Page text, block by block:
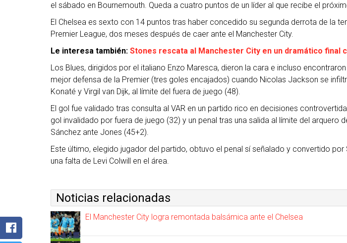
el sábado en Bournemouth. Queda a cuatro puntos de un líder al que recibe el
El Chelsea es sexto con 14 puntos tras haber concedido su segunda derrota de la
Premier League, dos meses después de caer ante el Manchester City.
Le interesa también: Stones rescata al Manchester City en un dramático final
Los Blues, dirigidos por el italiano Enzo Maresca, dieron la cara e incluso
mejor defensa de la Premier (tres goles encajados) cuando Nicolas Jackson se
Konaté y Virgil van Dijk, al límite del fuera de juego (48).
El gol fue validado tras consulta al VAR en un partido rico en decisiones
gol invalidado por fuera de juego (32) y un penal tras una salida al límite del arquero
Sánchez ante Jones (45+2).
Este último, elegido jugador del partido, obtuvo el penal sí señalado y convertido
una falta de Levi Colwill en el área.
Noticias relacionadas
El Manchester City logra remontada balsámica ante el Chelsea